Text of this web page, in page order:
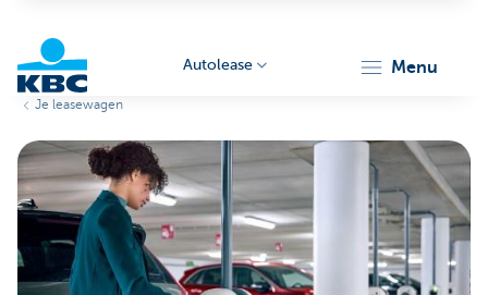
Autolease menu
Je leasewagen